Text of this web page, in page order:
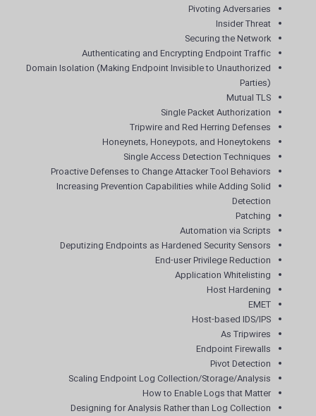
Pivoting Adversaries
Insider Threat
Securing the Network
Authenticating and Encrypting Endpoint Traffic
Domain Isolation (Making Endpoint Invisible to Unauthorized
Parties)
Mutual TLS
Single Packet Authorization
Tripwire and Red Herring Defenses
Honeynets, Honeypots, and Honeytokens
Single Access Detection Techniques
Proactive Defenses to Change Attacker Tool Behaviors
Increasing Prevention Capabilities while Adding Solid
Detection
Patching
Automation via Scripts
Deputizing Endpoints as Hardened Security Sensors
End-user Privilege Reduction
Application Whitelisting
Host Hardening
EMET
Host-based IDS/IPS
As Tripwires
Endpoint Firewalls
Pivot Detection
Scaling Endpoint Log Collection/Storage/Analysis
How to Enable Logs that Matter
Designing for Analysis Rather than Log Collection